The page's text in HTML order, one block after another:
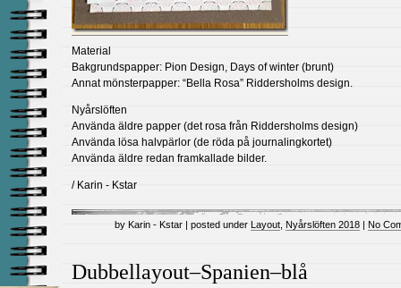
Material
Bakgrundspapper: Pion Design, Days of winter (brunt)
Annat mönsterpapper: “Bella Rosa” Riddersholms design.
Nyårslöften
Använda äldre papper (det rosa från Riddersholms design)
Använda lösa halvpärlor (de röda på journalingkortet)
Använda äldre redan framkallade bilder.
/ Karin - Kstar
by Karin - Kstar | posted under Layout Nyårslöften 2018 | No
Dubbellayout–Spanien–blå